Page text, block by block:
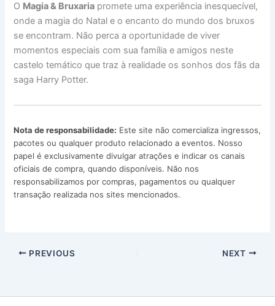
O Magia & Bruxaria promete uma experiência inesquecível,
onde a magia do Natal e o encanto do mundo dos bruxos
se encontram. Não perca a oportunidade de viver
momentos especiais com sua família e amigos neste
castelo temático que traz à realidade os sonhos dos fãs da
saga Harry Potter.
Nota de responsabilidade: Este site não comercializa ingressos,
pacotes ou qualquer produto relacionado a eventos. Nosso
papel é exclusivamente divulgar atrações e indicar os canais
oficiais de compra, quando disponíveis. Não nos
responsabilizamos por compras, pagamentos ou qualquer
transação realizada nos sites mencionados.
PREVIOUS NEXT